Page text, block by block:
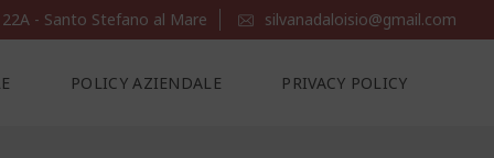
- Santo Stefano al Mare silvanadaloisio@gmail.com
POLICY AZIENDALE PRIVACY POLICY